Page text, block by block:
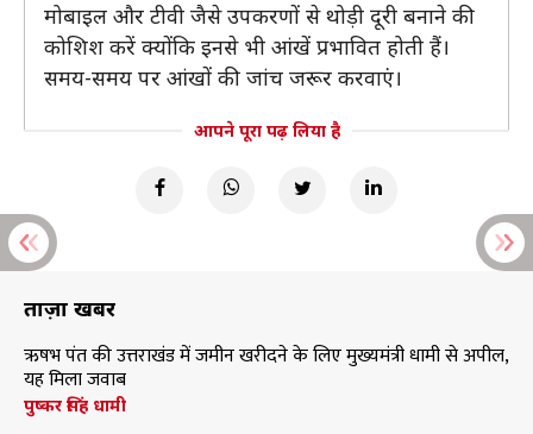
मोबाइल और टीवी जैसे उपकरणों से थोड़ी दूरी बनाने की
कोशिश करें क्योंकि इनसे भी आंखें प्रभावित होती हैं।
समय-समय पर आंखों की जांच जरूर करवाएं।
आपने पूरा पढ़ लिया है
ताज़ा खबरें
ऋषभ पंत की उत्तराखंड में जमीन खरीदने के लिए मुख्यमंत्री धामी से अपील,
यह मिला जवाब
पुष्कर सिंह धामी